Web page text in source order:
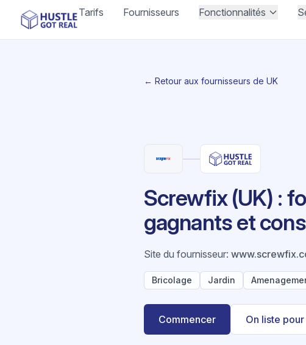
Tarifs Fournisseurs Fonctionnalités
← Retour aux fournisseurs de UK
Screwfix (UK) :
gagnants et
Site du fournisseur:
Bricolage Jardin
Commencer On liste